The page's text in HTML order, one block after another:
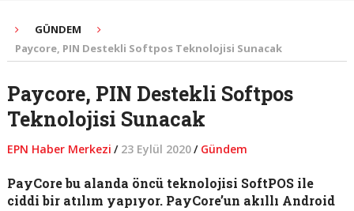
GÜNDEM
Paycore, PIN Destekli Softpos Teknolojisi Sunacak
Paycore, PIN Destekli Softpos
Teknolojisi Sunacak
EPN Haber Merkezi / 23 Eylül 2020/ Gündem
PayCore bu alanda öncü teknolojisi SoftPOS ile
ciddi bir atılım yapıyor. PayCore’un akıllı Android